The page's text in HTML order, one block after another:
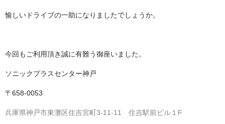
愉しいドライブの一助になりましたでしょうか。
今回もご利用頂き誠に有難う御座いました。
ソニックプラスセンター神戸
〒658-0053
兵庫県神戸市東灘区住吉宮町3-11-11 住吉駅前ビル１F